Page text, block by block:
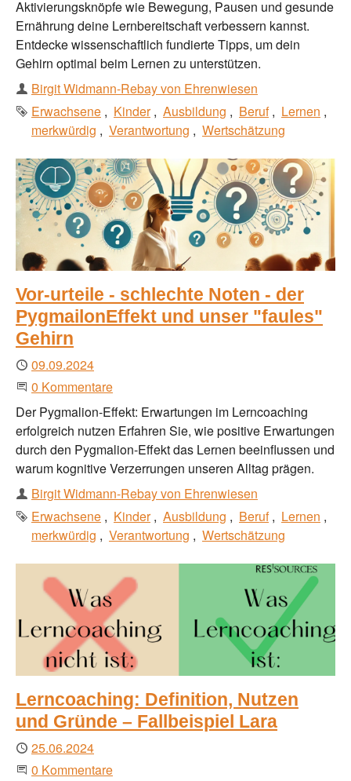
Aktivierungsknöpfe wie Bewegung, Pausen und gesunde
Ernährung deine Lernbereitschaft verbessern kannst.
Entdecke wissenschaftlich fundierte Tipps, um dein
Gehirn optimal beim Lernen zu unterstützen.
Autor
Birgit Widmann-Rebay von Ehrenwiesen
Schlagworte
Erwachsene Kinder Ausbildung Beruf
Lernen
merkwürdig
Verantwortung Wertschätzung
Vor-urteile - schlechte Noten - der
PygmailonEffekt und unser "faules"
Gehirn
Publiziert
09.09.2024
Beginne eine Unterhaltung
0 Kommentare
Der Pygmalion-Effekt: Erwartungen im Lerncoaching
erfolgreich nutzen Erfahren Sie, wie positive Erwartungen
durch den Pygmalion-Effekt das Lernen beeinflussen und
warum kognitive Verzerrungen unseren Alltag prägen.
Autor
Birgit Widmann-Rebay von Ehrenwiesen
Schlagworte
Erwachsene Kinder Ausbildung Beruf
Lernen
merkwürdig
Verantwortung Wertschätzung
Lerncoaching: Definition, Nutzen
und Gründe – Fallbeispiel Lara
Publiziert
25.06.2024
Beginne eine Unterhaltung
0 Kommentare